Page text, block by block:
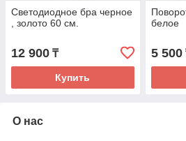
Светодиодное бра черное
, золото 60 см.
12 900 ₸
Купить
белое
5 500
О нас